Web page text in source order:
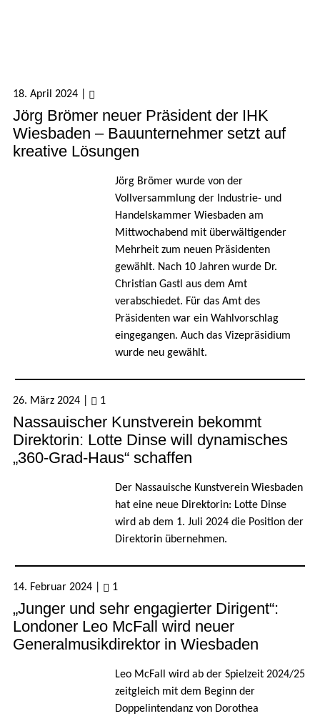
18. April 2024
Jörg Brömer neuer Präsident der IHK
Wiesbaden – Bauunternehmer setzt auf
kreative Lösungen
Jörg Brömer wurde von der
Vollversammlung der Industrie- und
Handelskammer Wiesbaden am
Mittwochabend mit überwältigender
Mehrheit zum neuen Präsidenten
gewählt. Nach 10 Jahren wurde Dr.
Christian Gastl aus dem Amt
verabschiedet. Für das Amt des
Präsidenten war ein Wahlvorschlag
eingegangen. Auch das Vizepräsidium
wurde neu gewählt.
26. März 2024 1
Nassauischer Kunstverein bekommt
Direktorin: Lotte Dinse will dynamisches
„360-Grad-Haus“ schaffen
Der Nassauische Kunstverein Wiesbaden
hat eine neue Direktorin: Lotte Dinse
wird ab dem 1. Juli 2024 die Position der
Direktorin übernehmen.
14. Februar 2024 1
„Junger und sehr engagierter Dirigent“:
Londoner Leo McFall wird neuer
Generalmusikdirektor in Wiesbaden
Leo McFall wird ab der Spielzeit 2024/25
zeitgleich mit dem Beginn der
Doppelintendanz von Dorothea